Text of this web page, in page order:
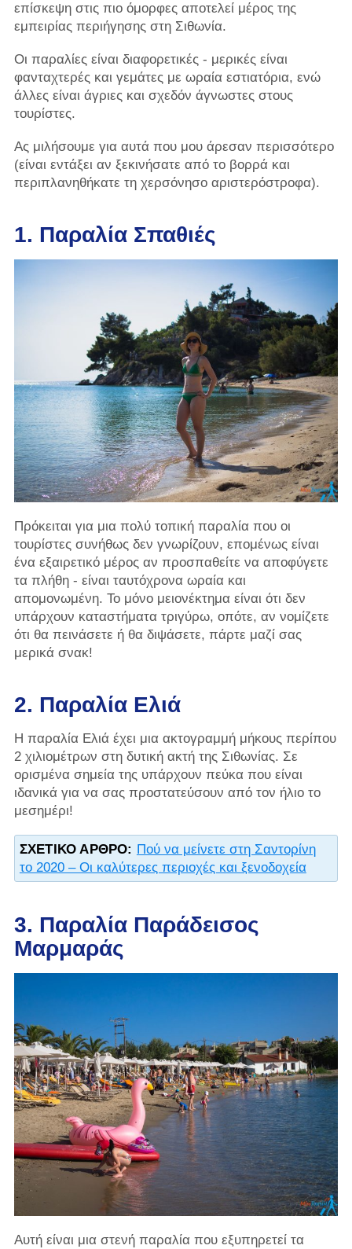
επίσκεψη στις πιο όμορφες αποτελεί μέρος της
εμπειρίας περιήγησης στη Σιθωνία.
Οι παραλίες είναι διαφορετικές - μερικές είναι
φανταχτερές και γεμάτες με ωραία εστιατόρια, ενώ
άλλες είναι άγριες και σχεδόν άγνωστες στους
τουρίστες.
Ας μιλήσουμε για αυτά που μου άρεσαν περισσότερο
(είναι εντάξει αν ξεκινήσατε από το βορρά και
περιπλανηθήκατε τη χερσόνησο αριστερόστροφα).
1. Παραλία Σπαθιές
Πρόκειται για μια πολύ τοπική παραλία που οι
τουρίστες συνήθως δεν γνωρίζουν, επομένως είναι
ένα εξαιρετικό μέρος αν προσπαθείτε να αποφύγετε
τα πλήθη - είναι ταυτόχρονα ωραία και
απομονωμένη. Το μόνο μειονέκτημα είναι ότι δεν
υπάρχουν καταστήματα τριγύρω, οπότε, αν νομίζετε
ότι θα πεινάσετε ή θα διψάσετε, πάρτε μαζί σας
μερικά σνακ!
2. Παραλία Ελιά
Η παραλία Ελιά έχει μια ακτογραμμή μήκους περίπου
2 χιλιομέτρων στη δυτική ακτή της Σιθωνίας. Σε
ορισμένα σημεία της υπάρχουν πεύκα που είναι
ιδανικά για να σας προστατεύσουν από τον ήλιο το
μεσημέρι!
ΣΧΕΤΙΚΌ ΆΡΘΡΟ: Πού να μείνετε στη Σαντορίνη
το 2020 – Οι καλύτερες περιοχές και ξενοδοχεία
3. Παραλία Παράδεισος
Μαρμαράς
Αυτή είναι μια στενή παραλία που εξυπηρετεί τα